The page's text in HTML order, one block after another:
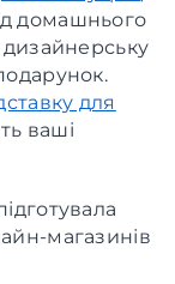
домашнього
для
ваші
магазинів